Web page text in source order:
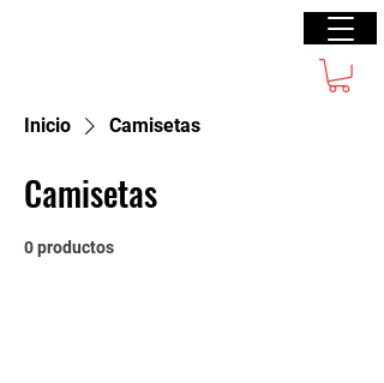
Inicio Camisetas
Camisetas
0 productos